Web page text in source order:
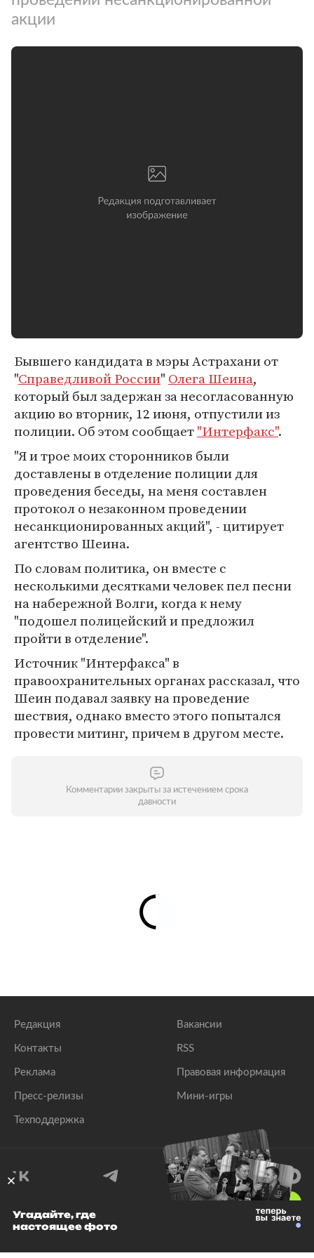
акции
Бывшего кандидата в мэры Астрахани от
"Справедливой России" Олега Шеина,
который был задержан за несогласованную
акцию во вторник, 12 июня, отпустили из
полиции. Об этом сообщает"Интерфакс".
"Я и трое моих сторонников были
доставлены в отделение полиции для
проведения беседы, на меня составлен
протокол о незаконном проведении
несанкционированных акций", - цитирует
агентство Шеина.
По словам политика, он вместе с
несколькими десятками человек пел песни
на набережной Волги, когда к нему
"подошел полицейский и предложил
пройти в отделение".
Источник "Интерфакса" в
правоохранительных органах рассказал, что
Шеин подавал заявку на проведение
шествия, однако вместо этого попытался
провести митинг, причем в другом месте.
Комментарии закрыты за истечением срока
давности
Редакция
Контакты
Реклама
Пресс-релизы
Техподдержка
Вакансии
RSS
Правовая информация
Мини-игры
© 1999–2026 Все права защищены.
Угадайте, где
настоящее фото